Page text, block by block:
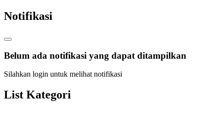
Notifikasi
Belum ada notifikasi yang dapat ditampilkan
Silahkan login untuk melihat notifikasi
List Kategori